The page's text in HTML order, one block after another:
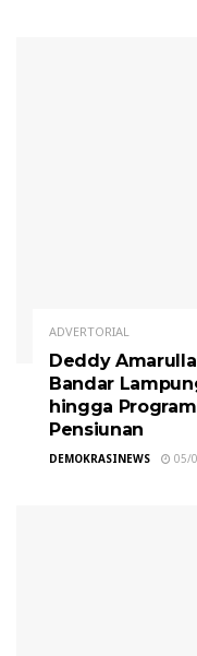
ADVERTORIAL
Deddy
Bandar
hingga
Pensiunan
DEMOKRASINEWS 05/